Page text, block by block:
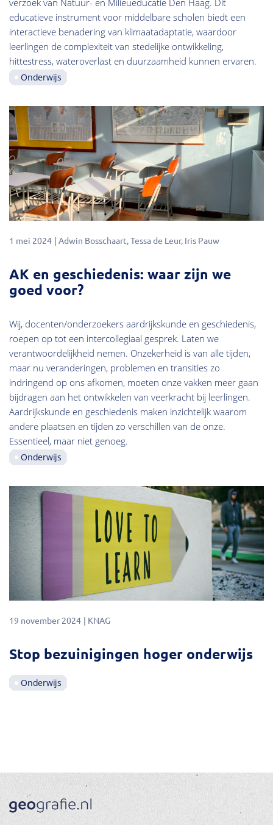
educatieve instrument voor middelbare scholen biedt een
interactieve benadering van klimaatadaptatie, waardoor
leerlingen de complexiteit van stedelijke ontwikkeling,
hittestress, wateroverlast en duurzaamheid kunnen ervaren.
Onderwijs
1 mei 2024 Adwin Bosschaart Tessa de Leur Iris Pauw
AK en geschiedenis: waar zijn we
goed voor?
Wij, docenten/onderzoekers aardrijkskunde en geschiedenis,
roepen op tot een intercollegiaal gesprek. Laten we
verantwoordelijkheid nemen. Onzekerheid is van alle tijden,
maar nu veranderingen, problemen en transities zo
indringend op ons afkomen, moeten onze vakken meer gaan
bijdragen aan het ontwikkelen van veerkracht bij leerlingen.
Aardrijkskunde en geschiedenis maken inzichtelijk waarom
andere plaatsen en tijden zo verschillen van de onze.
Essentieel, maar niet genoeg.
Onderwijs
19 november 2024 KNAG
Stop bezuinigingen hoger onderwijs
Onderwijs